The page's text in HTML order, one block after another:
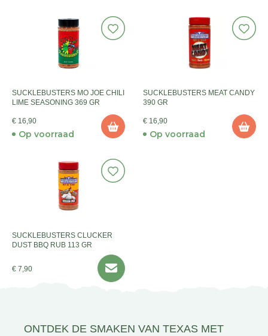
SUCKLEBUSTERS MO JOE CHILI
LIME SEASONING 369 GR
€ 16,90
Op voorraad
SUCKLEBUSTERS MEAT CANDY
390 GR
€ 16,90
Op voorraad
SUCKLEBUSTERS CLUCKER
DUST BBQ RUB 113 GR
€ 7,90
ONTDEK DE SMAKEN VAN TEXAS MET